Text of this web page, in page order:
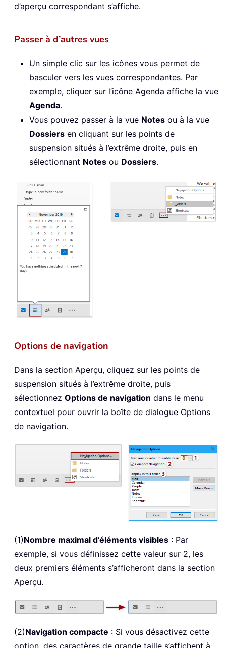
d’aperçu correspondant s’affiche.
Passer à d’autres vues
Un simple clic sur les icônes vous permet de
basculer vers les vues correspondantes. Par
exemple, cliquer sur l’icône Agenda affiche la vue
Agenda.
Vous pouvez passer à la vue Notes ou à la vue
Dossiers en cliquant sur les points de
suspension situés à l’extrême droite, puis en
sélectionnant Notes ou Dossiers.
Options de navigation
Dans la section Aperçu, cliquez sur les points de
suspension situés à l’extrême droite, puis
sélectionnez Options de navigation dans le menu
contextuel pour ouvrir la boîte de dialogue Options
de navigation.
(1)Nombre maximal d’éléments visibles : Par
exemple, si vous définissez cette valeur sur 2, les
deux premiers éléments s’afficheront dans la section
Aperçu.
(2)Navigation compacte : Si vous désactivez cette